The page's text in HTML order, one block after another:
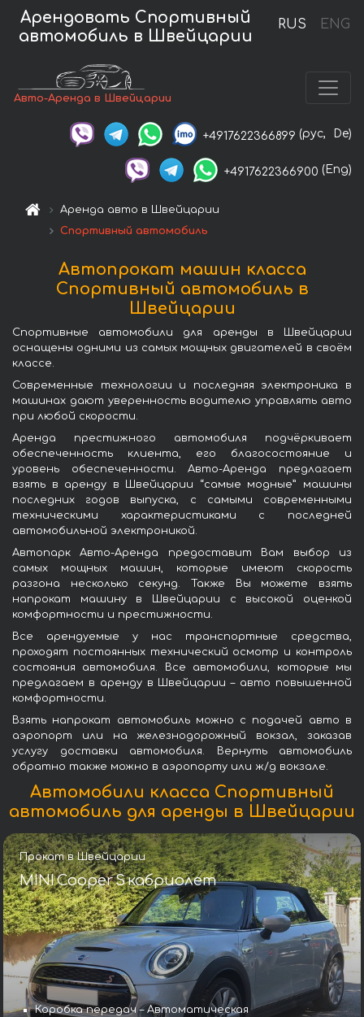
RUS ENG
Арендовать Спортивный
автомобиль в Швейцарии
Авто-Аренда в Швейцарии
+4917622366899 (рус, De)
+4917622366900 (Eng)
Аренда авто в Швейцарии
Спортивный автомобиль
Автопрокат машин класса
Спортивный автомобиль в
Швейцарии
Спортивные автомобили для аренды в Швейцарии
оснащены одними из самых мощных двигателей в своём
классе.
Современные технологии и последняя электроника в
машинах дают уверенность водителю управлять авто
при любой скорости.
Аренда престижного автомобиля подчёркивает
обеспеченность клиента, его благосостояние и
уровень обеспеченности. Авто-Аренда предлагает
взять в аренду в Швейцарии “самые модные” машины
последних годов выпуска, с самыми современными
техническими характеристиками с последней
автомобильной электроникой.
Автопарк Авто-Аренда предоставит Вам выбор из
самых мощных машин, которые имеют скорость
разгона несколько секунд. Также Вы можете взять
напрокат машину в Швейцарии с высокой оценкой
комфортности и престижности.
Все арендуемые у нас транспортные средства,
проходят постоянных технический осмотр и контроль
состояния автомобиля. Все автомобили, которые мы
предлагаем в аренду в Швейцарии – авто повышенной
комфортности.
Взять напрокат автомобиль можно с подачей авто в
аэропорт или на железнодорожный вокзал, заказав
услугу доставки автомобиля. Вернуть автомобиль
обратно также можно в аэропорту или ж/д вокзале.
Автомобили класса Спортивный
автомобиль для аренды в Швейцарии
Прокат в Швейцарии
MINI Cooper S кабриолет
Коробка передач – Автоматическая